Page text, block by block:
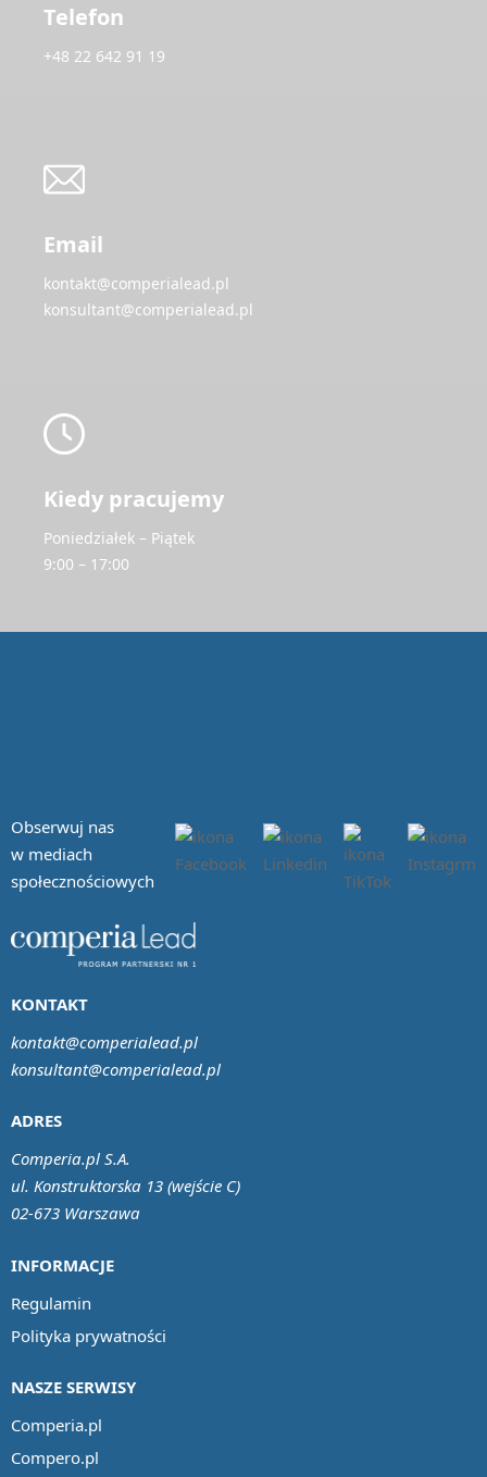
Telefon
+48 22 642 91 19
Email
kontakt@comperialead.pl
konsultant@comperialead.pl
Kiedy pracujemy
Poniedziałek – Piątek
9:00 – 17:00
Obserwuj nas
w mediach
społecznościowych
INFORMACJE
Regulamin
Polityka prywatności
NASZE SERWISY
Comperia.pl
Compero.pl
ADRES
Comperia.pl S.A.
ul. Konstruktorska 13 (wejście C)
02-673 Warszawa
KONTAKT
kontakt@comperialead.pl
konsultant@comperialead.pl